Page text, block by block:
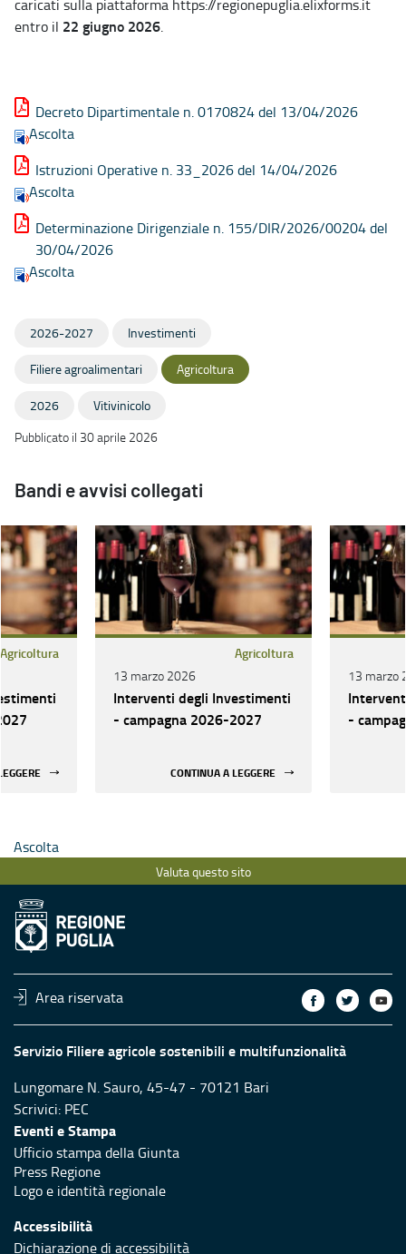
caricati sulla piattaforma https://regionepuglia.elixforms.it
entro il 22 giugno 2026.
Decreto Dipartimentale n. 0170824 del 13/04/2026
Ascolta
Istruzioni Operative n. 33_2026 del 14/04/2026
Ascolta
Determinazione Dirigenziale n. 155/DIR/2026/00204 del
30/04/2026
Ascolta
2026-2027 Investimenti
Filiere agroalimentari Agricoltura
2026
Vitivinicolo
Pubblicato il 30 aprile 2026
Bandi e avvisi collegati
Agricoltura
Agricoltura
13 marzo 2026
Interventi degli Investimenti
- campagna 2026-2027
CONTINUA A LEGGERE
13 marzo
-
Ascolta
Valuta questo sito
Area riservata
Servizio Filiere agricole sostenibili e multifunzionalità
Lungomare N. Sauro, 45-47 - 70121 Bari
Scrivici: PEC
Eventi e Stampa
Ufficio stampa della Giunta
Press Regione
Logo e identità regionale
Accessibilità
Dichiarazione di accessibilità